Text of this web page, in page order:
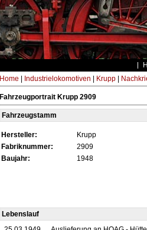
Home Industrielokomotiven Krupp|
Fahrzeugportrait Krupp 2909
Fahrzeugstamm
Hersteller:
Krupp
Fabriknummer:
2909
Baujahr:
1948
Lebenslauf